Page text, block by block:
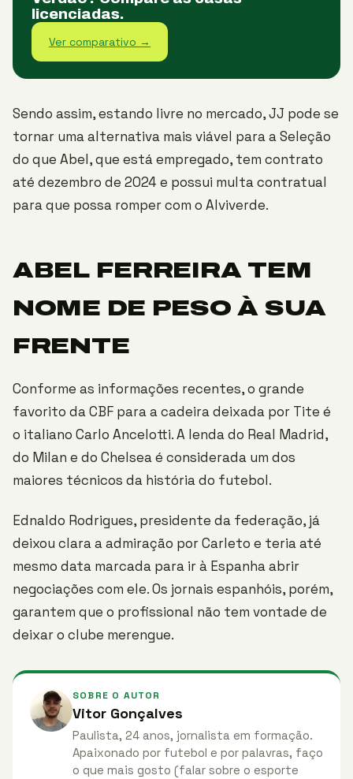
licenciadas.
Ver comparativo →
Sendo assim, estando livre no mercado, JJ pode se
tornar uma alternativa mais viável para a Seleção
do que Abel, que está empregado, tem contrato
até dezembro de 2024 e possui multa contratual
para que possa romper com o Alviverde.
ABEL FERREIRA TEM
NOME DE PESO À SUA
FRENTE
Conforme as informações recentes, o grande
favorito da CBF para a cadeira deixada por Tite é
o italiano Carlo Ancelotti. A lenda do Real Madrid,
do Milan e do Chelsea é considerada um dos
maiores técnicos da história do futebol.
Ednaldo Rodrigues, presidente da federação, já
deixou clara a admiração por Carleto e teria até
mesmo data marcada para ir à Espanha abrir
negociações com ele. Os jornais espanhóis, porém,
garantem que o profissional não tem vontade de
deixar o clube merengue.
SOBRE O AUTOR
Vitor Gonçalves
Paulista, 24 anos, jornalista em formação.
Apaixonado por futebol e por palavras, faço
o que mais gosto (falar sobre o esporte